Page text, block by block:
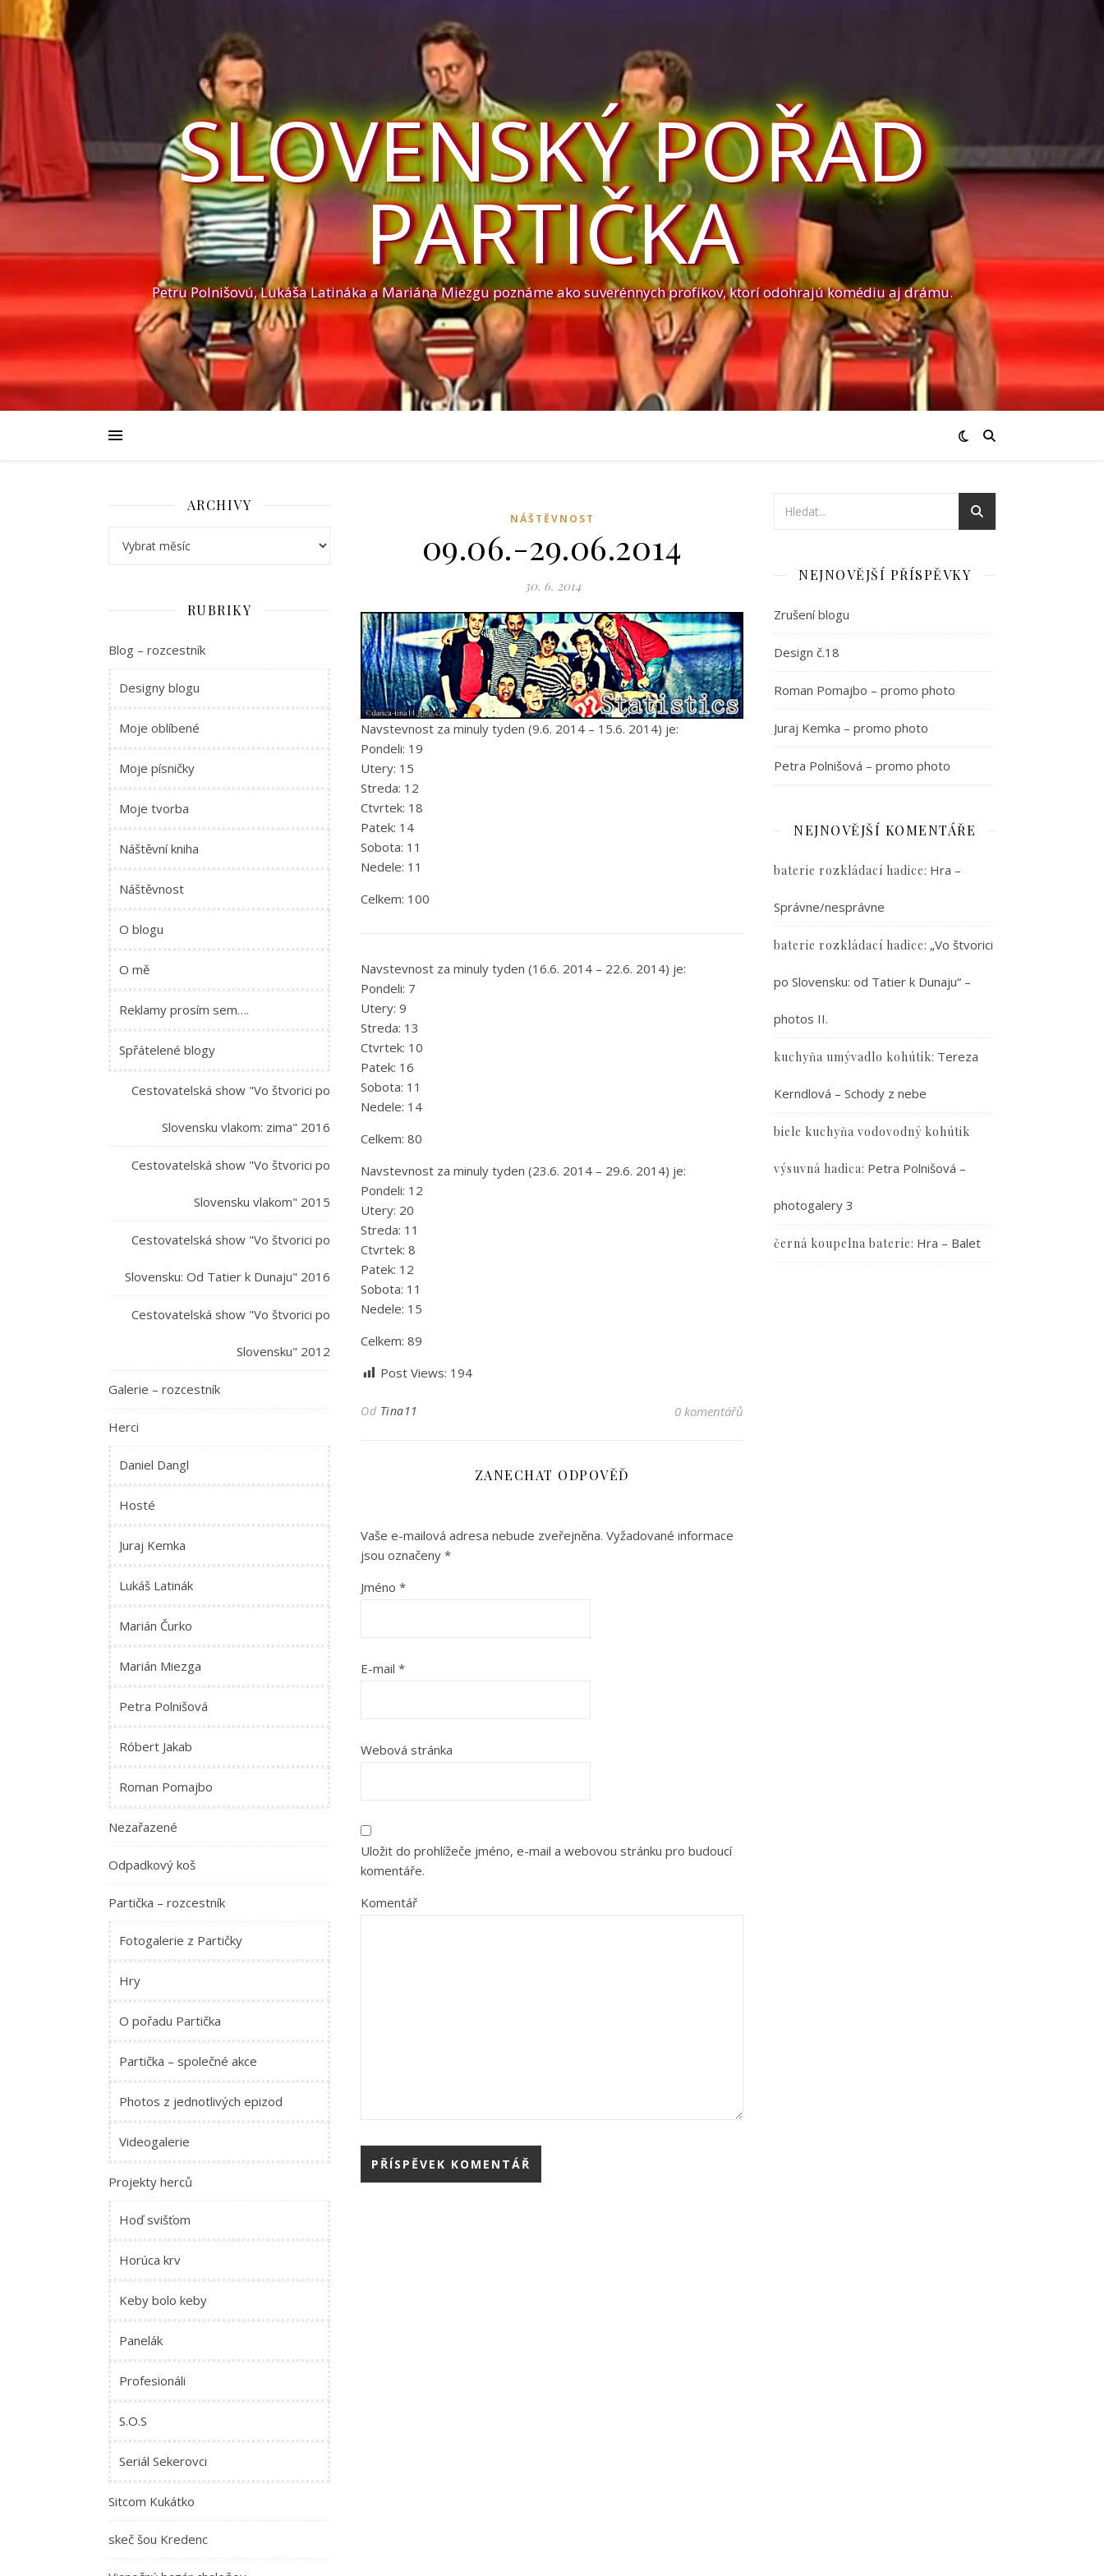
SLOVENSKÝ POŘAD
PARTIČKA
Petru Polnišovú, Lukáša Latináka a Mariána Miezgu poznáme ako suverénnych profíkov, ktorí odohrajú komédiu aj drámu.
ARCHIVY
RUBRIKY
Blog – rozcestník
Designy blogu
Moje oblíbené
Moje písničky
Moje tvorba
Náštěvní kniha
Náštěvnost
O blogu
O mě
Reklamy prosím sem….
Spřátelené blogy
Cestovatelská show "Vo štvorici po
Slovensku vlakom: zima" 2016
Cestovatelská show "Vo štvorici po
Slovensku vlakom" 2015
Cestovatelská show "Vo štvorici po
Slovensku: Od Tatier k Dunaju" 2016
Cestovatelská show "Vo štvorici po
Slovensku" 2012
Galerie – rozcestník
Herci
Daniel Dangl
Hosté
Juraj Kemka
Lukáš Latinák
Marián Čurko
Marián Miezga
Petra Polnišová
Róbert Jakab
Roman Pomajbo
Nezařazené
Odpadkový koš
Partička – rozcestník
Fotogalerie z Partičky
Hry
O pořadu Partička
Partička – společné akce
Photos z jednotlivých epizod
Videogalerie
Projekty herců
Hoď svišťom
Horúca krv
Keby bolo keby
Panelák
Profesionáli
S.O.S
Seriál Sekerovci
Sitcom Kukátko
skeč šou Kredenc
NÁŠTĚVNOST
09.06.-29.06.2014
30. 6. 2014
Navstevnost za minuly tyden (9.6. 2014 – 15.6. 2014) je:
Pondeli: 19
Utery: 15
Streda: 12
Ctvrtek: 18
Patek: 14
Sobota: 11
Nedele: 11
Celkem: 100
Navstevnost za minuly tyden (16.6. 2014 – 22.6. 2014) je:
Pondeli: 7
Utery: 9
Streda: 13
Ctvrtek: 10
Patek: 16
Sobota: 11
Nedele: 14
Celkem: 80
Navstevnost za minuly tyden (23.6. 2014 – 29.6. 2014) je:
Pondeli: 12
Utery: 20
Streda: 11
Ctvrtek: 8
Patek: 12
Sobota: 11
Nedele: 15
Celkem: 89
Post Views: 194
Od Tina11 0 komentářů
ZANECHAT ODPOVĚĎ
Vaše e-mailová adresa nebude zveřejněna. Vyžadované informace
jsou označeny *
Jméno *
E-mail *
Webová stránka
Uložit do prohlížeče jméno, e-mail a webovou stránku pro budoucí
komentáře.
Komentář
NEJNOVĚJŠÍ PŘÍSPĚVKY
Zrušení blogu
Design č.18
Roman Pomajbo – promo photo
Juraj Kemka – promo photo
Petra Polnišová – promo photo
NEJNOVĚJŠÍ KOMENTÁŘE
baterie rozkládací hadice: Hra –
Správne/nesprávne
baterie rozkládací hadice: „Vo štvorici
po Slovensku: od Tatier k Dunaju“ –
photos II.
kuchyňa umývadlo kohútik: Tereza
Kerndlová – Schody z nebe
biele kuchyňa vodovodný kohútik
výsuvná hadica: Petra Polnišová –
photogalery 3
černá koupelna baterie: Hra – Balet